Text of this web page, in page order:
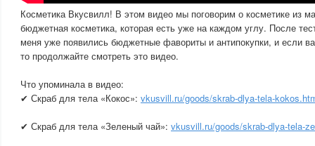
Косметика Вкусвилл! В этом видео мы поговорим о косметике из
бюджетная косметика, которая есть уже на каждом углу. После
меня уже появились бюджетные фавориты и антипокупки, и если
то продолжайте смотреть это видео.
Что упоминала в видео:
✔ Скраб для тела «Кокос»: vkusvill.ru/goods/skrab-dlya-tela-
✔ Скраб для тела «Зеленый чай»: vkusvill.ru/goods/skrab-dlya-tela-